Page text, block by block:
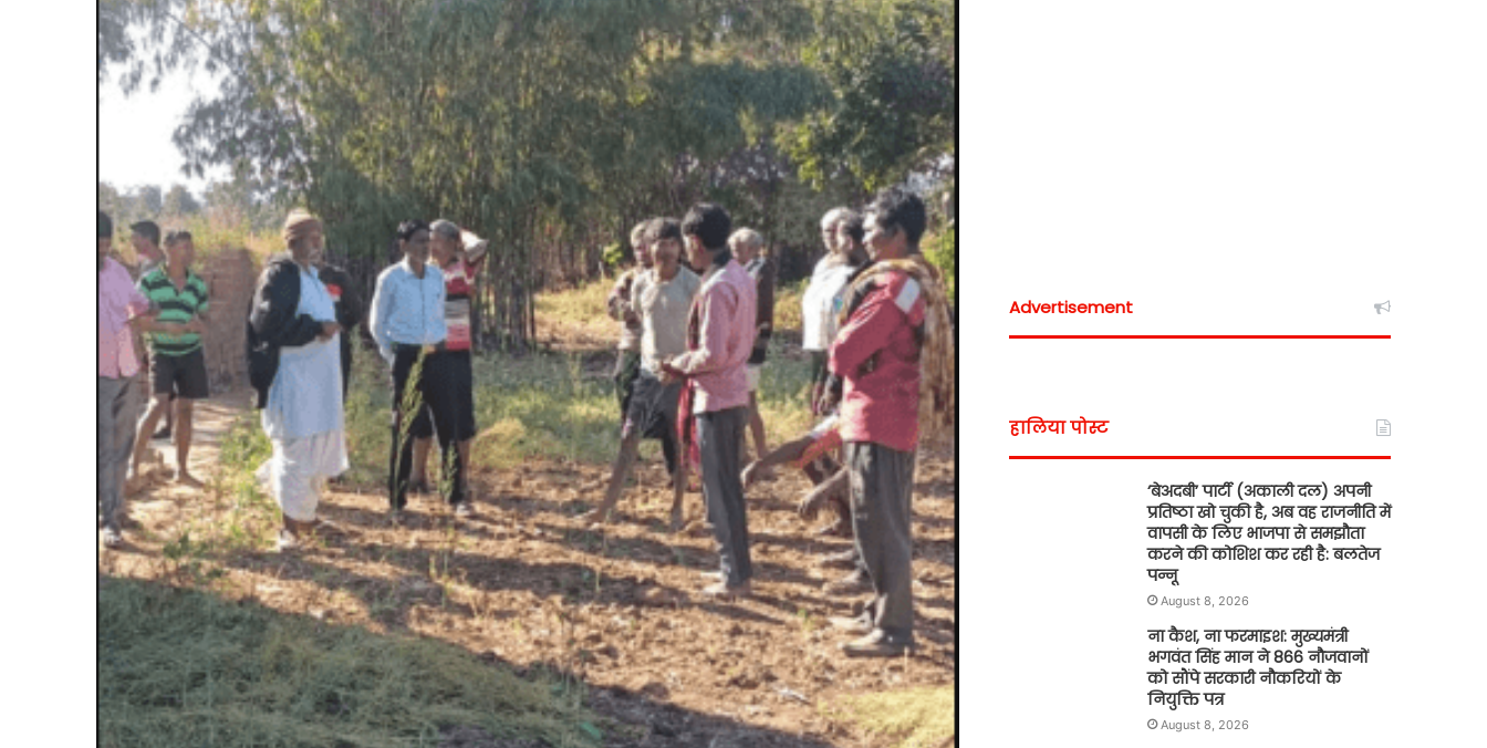
Advertisement
हालिया पोस्ट
‘बेअदबी’ पार्टी (अकाली दल) अपनी
प्रतिष्ठा खो चुकी है, अब वह राजनीति में
वापसी के लिए भाजपा से समझौता
करने की कोशिश कर रही है: बलतेज
पन्नू
August 8, 2026
ना कैश, ना फरमाइश: मुख्यमंत्री
भगवंत सिंह मान ने 866 नौजवानों
को सौंपे सरकारी नौकरियों के
नियुक्ति पत्र
August 8, 2026